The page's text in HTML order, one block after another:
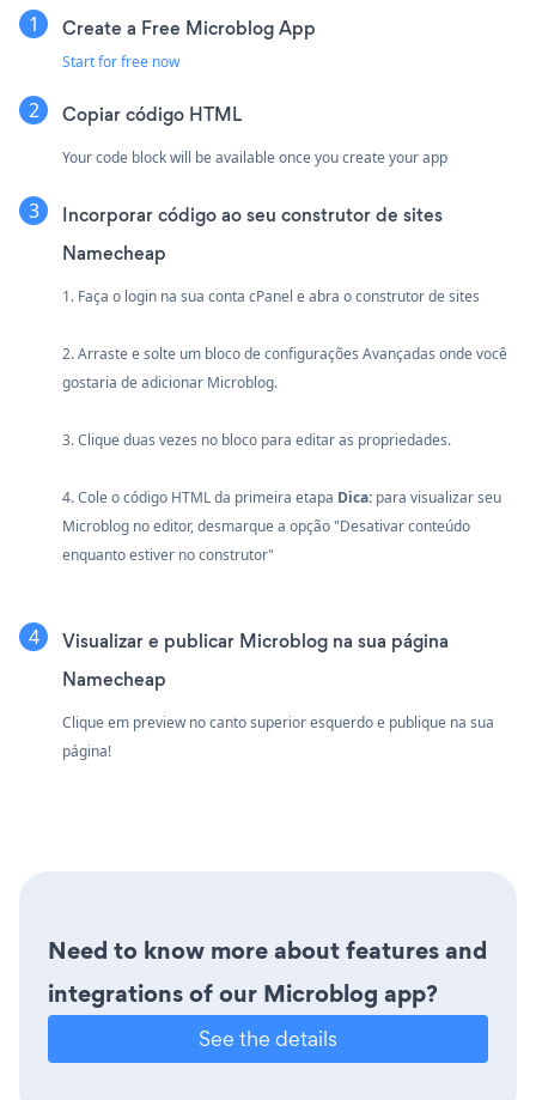
Create a Free Microblog App
Start for free now
Copiar código HTML
Your code block will be available once you create your app
Incorporar código ao seu construtor de sites
Namecheap
1. Faça o login na sua conta cPanel e abra o construtor de sites
2. Arraste e solte um bloco de configurações Avançadas onde você
gostaria de adicionar Microblog.
3. Clique duas vezes no bloco para editar as propriedades.
4. Cole o código HTML da primeira etapa Dica: para visualizar seu
Microblog no editor, desmarque a opção "Desativar conteúdo
enquanto estiver no construtor"
Visualizar e publicar Microblog na sua página
Namecheap
Clique em preview no canto superior esquerdo e publique na sua
página!
Need to know more about features and
integrations of our Microblog app?
See the details